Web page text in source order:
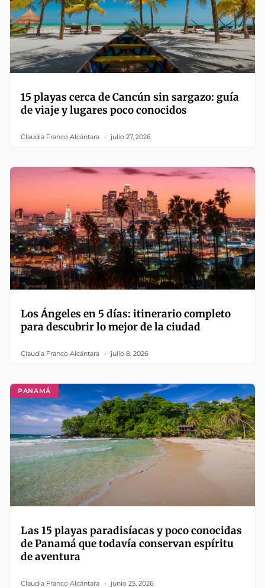
15 playas cerca de Cancún sin sargazo: guía
de viaje y lugares poco conocidos
Claudia Franco Alcántara julio 27, 2026
Los Ángeles en 5 días: itinerario completo
para descubrir lo mejor de la ciudad
Claudia Franco Alcántara julio 8, 2026
PANAMÁ
Las 15 playas paradisíacas y poco conocidas
de Panamá que todavía conservan espíritu
de aventura
Claudia Franco Alcántara junio 25, 2026